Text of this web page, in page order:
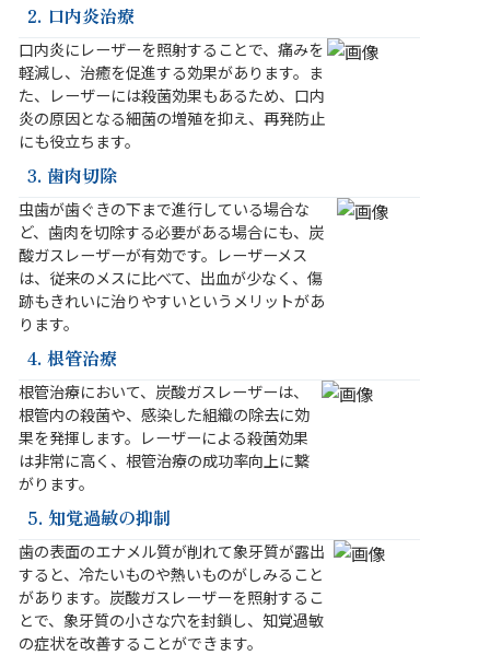
2. 口内炎治療
口内炎にレーザーを照射することで、痛みを
軽減し、治癒を促進する効果があります。ま
た、レーザーには殺菌効果もあるため、口内
炎の原因となる細菌の増殖を抑え、再発防止
にも役立ちます。
3. 歯肉切除
虫歯が歯ぐきの下まで進行している場合な
ど、歯肉を切除する必要がある場合にも、炭
酸ガスレーザーが有効です。レーザーメス
は、従来のメスに比べて、出血が少なく、傷
跡もきれいに治りやすいというメリットがあ
ります。
4. 根管治療
根管治療において、炭酸ガスレーザーは、
根管内の殺菌や、感染した組織の除去に効
果を発揮します。レーザーによる殺菌効果
は非常に高く、根管治療の成功率向上に繋
がります。
5. 知覚過敏の抑制
歯の表面のエナメル質が削れて象牙質が露出
すると、冷たいものや熱いものがしみること
があります。炭酸ガスレーザーを照射するこ
とで、象牙質の小さな穴を封鎖し、知覚過敏
の症状を改善することができます。